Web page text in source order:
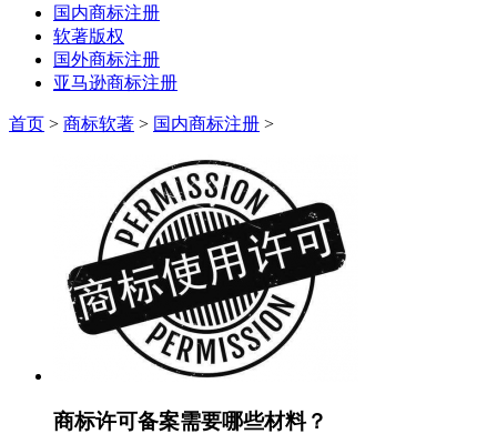
国内商标注册
软著版权
国外商标注册
亚马逊商标注册
首页 > 商标软著 > 国内商标注册 >
商标许可备案需要哪些材料？